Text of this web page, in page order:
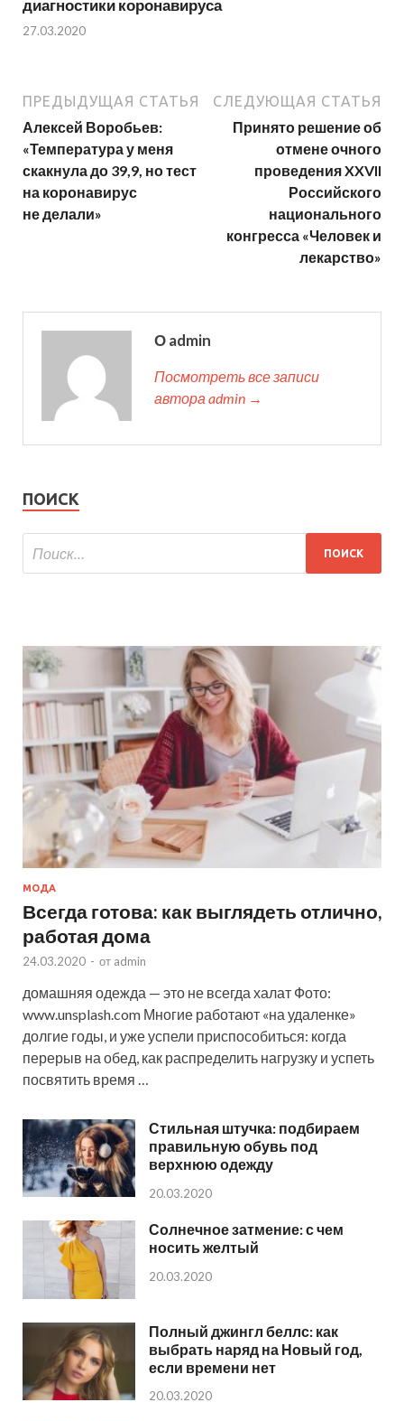
диагностики коронавируса
27.03.2020
ПРЕДЫДУЩАЯ СТАТЬЯ
Алексей Воробьев:
«Температура у меня
скакнула до 39,9, но тест
на коронавирус
не делали»
СЛЕДУЮЩАЯ СТАТЬЯ
Принято решение об
отмене очного
проведения XXVII
Российского
национального
конгресса «Человек и
лекарство»
О admin
Посмотреть все записи
автора admin →
ПОИСК
МОДА
Всегда готова: как выглядеть отлично,
работая дома
24.03.2020 - от admin
домашняя одежда — это не всегда халат Фото:
www.unsplash.com Многие работают «на удаленке»
долгие годы, и уже успели приспособиться: когда
перерыв на обед, как распределить нагрузку и успеть
посвятить время …
Стильная штучка: подбираем
правильную обувь под
верхнюю одежду
20.03.2020
Солнечное затмение: с чем
носить желтый
20.03.2020
Полный джингл беллс: как
выбрать наряд на Новый год,
если времени нет
20.03.2020